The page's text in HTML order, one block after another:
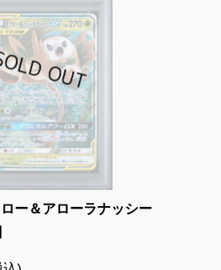
ー＆アローラナッシー